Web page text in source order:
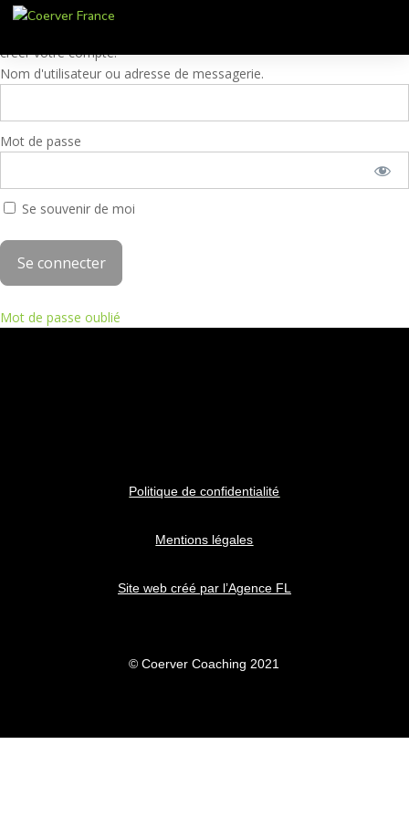
Ces contenus sont réservés aux membres. Pour accéder à ces
créer votre compte.
Nom d'utilisateur ou adresse de messagerie.
Mot de passe
Se souvenir de moi
Mot de passe oublié
Politique de confidentialité
Mentions légales
Site web créé par l’Agence FL
© Coerver Coaching 2021